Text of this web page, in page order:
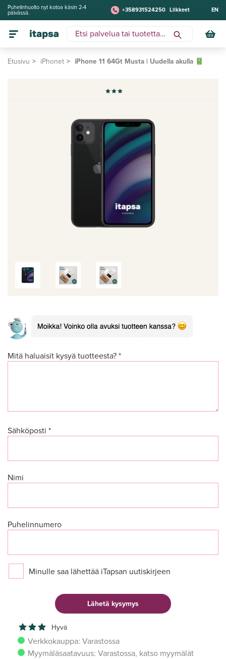
+358931524250 Liikkeet
Puhelinhuolto nyt kotoa käsin 2-4
päivässä.
EN
Etusivu iPhonet iPhone 11 64Gt Musta | Uudella akulla
Mitä haluaisit kysyä tuotteesta? *
Sähköposti *
Nimi
Puhelinnumero
Minulle saa lähettää iTapsan uutiskirjeen
Hyvä
Verkkokauppa: Varastossa
Myymäläsaatavuus: Varastossa, katso myymälät